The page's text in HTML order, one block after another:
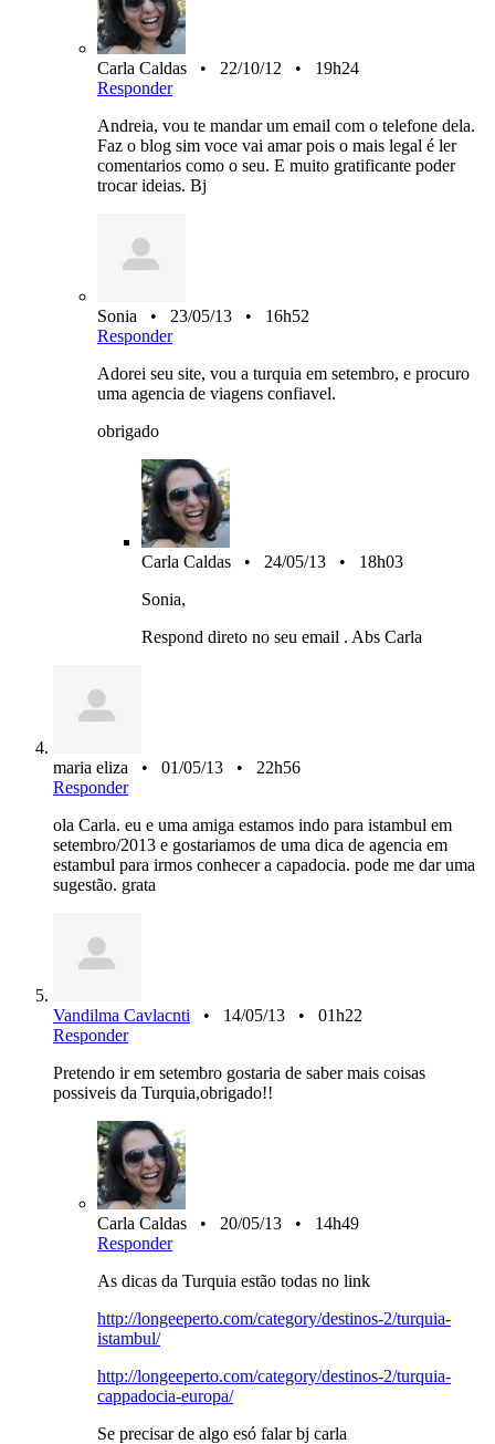
Carla Caldas • 22/10/12 • 19h24
Responder
Andreia, vou te mandar um email com o telefone dela.
Faz o blog sim voce vai amar pois o mais legal é ler
comentarios como o seu. E muito gratificante poder
trocar ideias. Bj
Sonia • 23/05/13 • 16h52
Responder
Adorei seu site, vou a turquia em setembro, e procuro
uma agencia de viagens confiavel.
obrigado
Carla Caldas • 24/05/13 • 18h03
Sonia,
Respond direto no seu email . Abs Carla
maria eliza • 01/05/13 • 22h56
Responder
ola Carla. eu e uma amiga estamos indo para istambul em
setembro/2013 e gostariamos de uma dica de agencia em
estambul para irmos conhecer a capadocia. pode me dar uma
sugestão. grata
Vandilma Cavlacnti • 14/05/13 • 01h22
Responder
Pretendo ir em setembro gostaria de saber mais coisas
possiveis da Turquia,obrigado!!
Carla Caldas • 20/05/13 • 14h49
Responder
As dicas da Turquia estão todas no link
http://longeeperto.com/category/destinos-2/turquia-
istambul/
http://longeeperto.com/category/destinos-2/turquia-
cappadocia-europa/
Se precisar de algo esó falar bj carla